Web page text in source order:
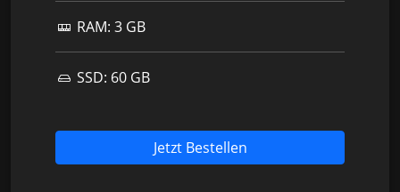
RAM: 3 GB
SSD: 60 GB
Jetzt Bestellen